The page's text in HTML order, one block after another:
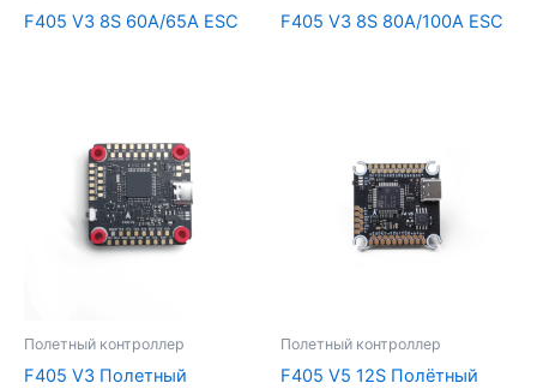
F405 V3 8S 60A/65A ESC F405 V3 8S 80A/100A ESC
Полетный контроллер
F405 V3 Полетный
Полетный контроллер
F405 V5 12S Полётный